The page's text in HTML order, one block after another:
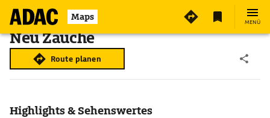
Maps MENÜ
Neu Zauche
Route planen
Highlights & Sehenswertes